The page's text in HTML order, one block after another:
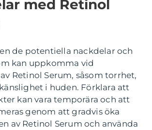
med Retinol
de potentiella nackdelar och
kan uppkomma vid
Retinol Serum, såsom torrhet,
i huden. Förklara att
kan vara temporära och att
genom att gradvis öka
av Retinol Serum och använda